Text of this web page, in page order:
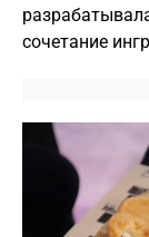
сочетание